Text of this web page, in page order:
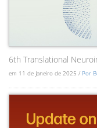
6th Translational
em 11 de Janeiro de 2025 / Por